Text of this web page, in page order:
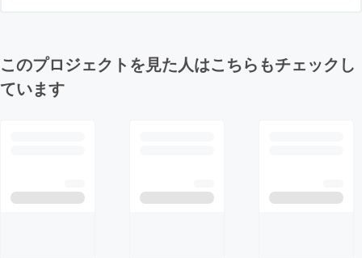
このプロジェクトを見た人はこちらもチェックし
ています